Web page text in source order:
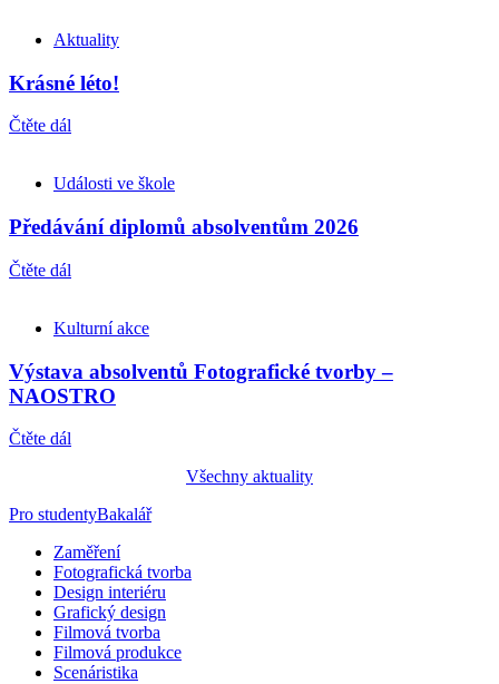
Aktuality
Krásné léto!
Čtěte dál
Události ve škole
Předávání diplomů absolventům 2026
Čtěte dál
Kulturní akce
Výstava absolventů Fotografické tvorby –
NAOSTRO
Čtěte dál
Všechny aktuality
Pro studentyBakalář
Zaměření
Fotografická tvorba
Design interiéru
Grafický design
Filmová tvorba
Filmová produkce
Scenáristika